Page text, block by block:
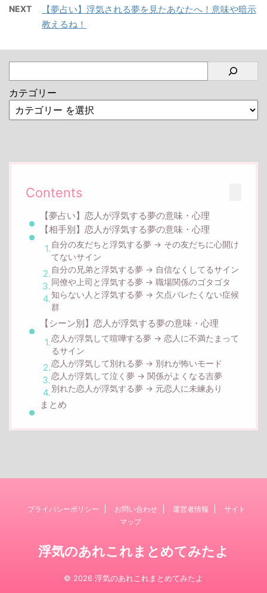
NEXT
【夢占い】浮気される夢を見たあなたへ！意味や暗示
教えるね！
カテゴリー
Contents
【夢占い】恋人が浮気する夢の意味・心理
【相手別】恋人が浮気する夢の意味・心理
自分の友だちと浮気する夢 → その友だちに心開け
てないサイン
自分の兄弟と浮気する夢 → 自信なくしてるサイン
同僚や上司と浮気する夢 → 職場関係のゴタゴタ
知らない人と浮気する夢 → 欠点バレたくない症候
群
【シーン別】恋人が浮気する夢の意味・心理
恋人が浮気して喧嘩する夢 → 恋人に不満たまって
るサイン
恋人が浮気して別れる夢 → 別れが怖いモード
恋人が浮気して泣く夢 → 関係がよくなる吉夢
別れた恋人が浮気する夢 → 元恋人に未練あり
まとめ
プライバシーポリシー お問い合わせ 運営者情報
サイト
マップ
浮気のあれこれまとめてみたよ
© 2026 浮気のあれこれまとめてみたよ